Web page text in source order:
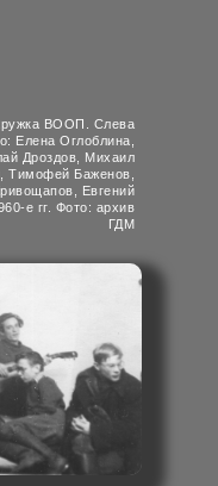
ВООП. Слева
Елена Оглоблина,
Дроздов, Михаил
Тимофей Баженов,
Евгений
е гг. Фото: архив
ГДМ